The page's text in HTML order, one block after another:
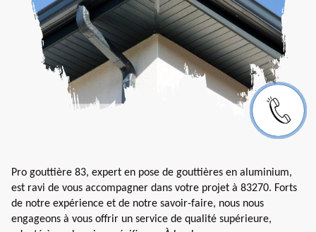
Pro gouttière 83, expert en pose de gouttières en aluminium,
est ravi de vous accompagner dans votre projet à 83270. Forts
de notre expérience et de notre savoir-faire, nous nous
engageons à vous offrir un service de qualité supérieure,